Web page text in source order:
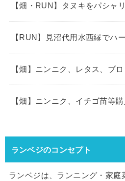
【畑・RUN】タヌキをパシャリ
【RUN】見沼代用水西縁でハ
【畑】ニンニク、レタス、ブ
【畑】ニンニク、イチゴ苗等購
ランベジのコンセプト
ランベジは、ランニング・家